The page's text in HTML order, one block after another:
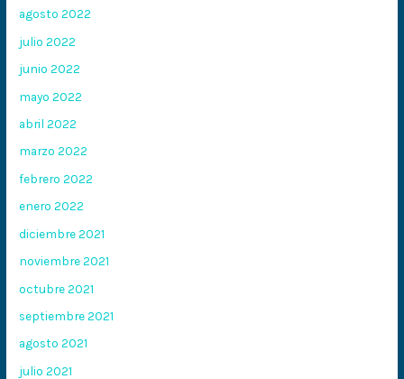
agosto 2022
julio 2022
junio 2022
mayo 2022
abril 2022
marzo 2022
febrero 2022
enero 2022
diciembre 2021
noviembre 2021
octubre 2021
septiembre 2021
agosto 2021
julio 2021